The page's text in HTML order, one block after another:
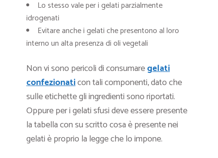
Lo stesso vale per i gelati parzialmente
idrogenati
Evitare anche i gelati che presentono al loro
interno un alta presenza di oli vegetali
Non vi sono pericoli di consumaregelati
confezionaticon tali componenti, dato che
sulle etichette gli ingredienti sono riportati.
Oppure per i gelati sfusi deve essere presente
la tabella con su scritto cosa è presente nei
gelati è proprio la legge che lo impone.